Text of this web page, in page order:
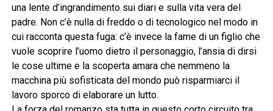
una lente d’ingrandimento sui diari e sulla vita vera del
padre. Non c’è nulla di freddo o di tecnologico nel modo in
cui racconta questa fuga: c’è invece la fame di un figlio che
vuole scoprire l’uomo dietro il personaggio, l’ansia di dirsi
le cose ultime e la scoperta amara che nemmeno la
macchina più sofisticata del mondo può risparmiarci il
lavoro sporco di elaborare un lutto.